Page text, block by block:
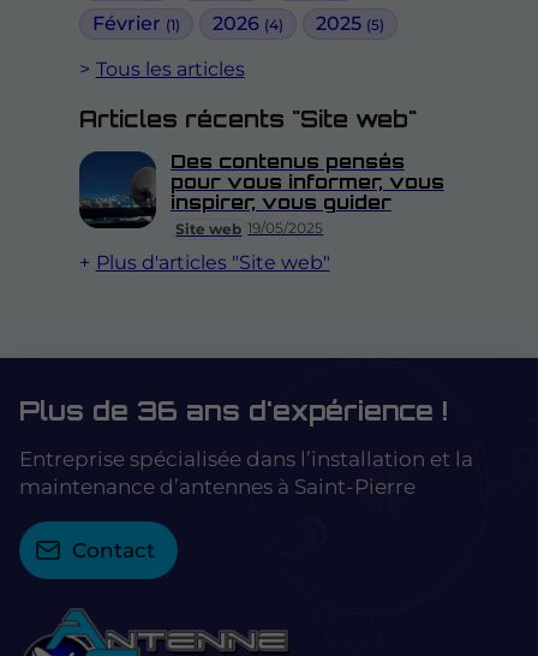
Février (1) 2026 (4) 2025 (5)
Tous les articles
Articles récents "Site web"
Site web 19/05/2025
Des contenus pensés
pour vous informer, vous
inspirer, vous guider
Plus d'articles "Site web"
Plus de 36 ans d'expérience !
Entreprise spécialisée dans l’installation et la
maintenance d’antennes à Saint-Pierre
Contact